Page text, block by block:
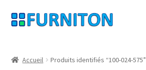
Aller
à
navigation
Aller
au
Accueil Produits identifiés “100-024-575”